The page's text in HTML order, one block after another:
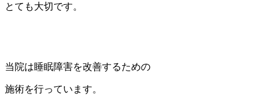
とても大切です。
当院は睡眠障害を改善するための
施術を行っています。